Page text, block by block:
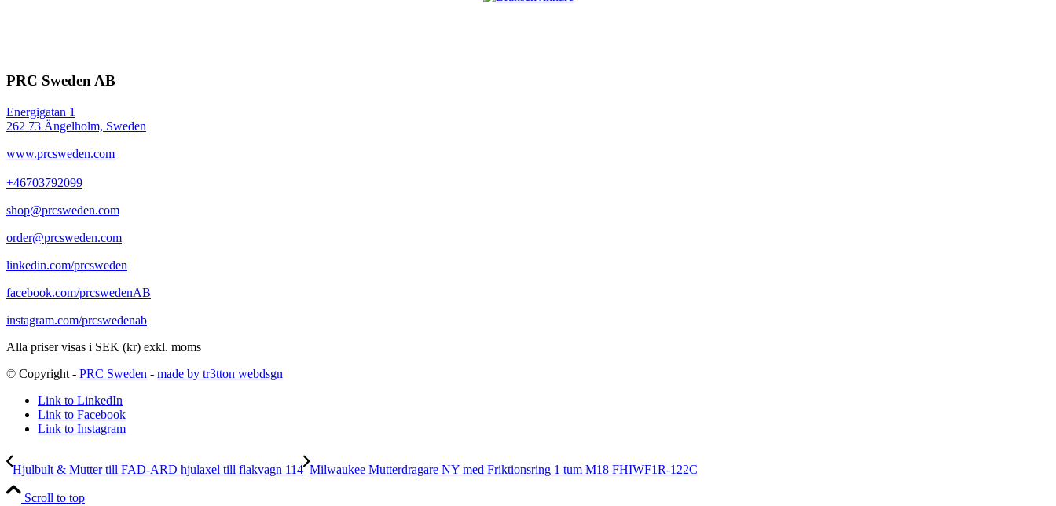
PRC Sweden AB
Energigatan 1
262 73 Ängelholm, Sweden
www.prcsweden.com
+46703792099
shop@prcsweden.com
order@prcsweden.com
linkedin.com/prcsweden
facebook.com/prcswedenAB
instagram.com/prcswedenab
Alla priser visas i SEK (kr) exkl. moms
© Copyright - PRC Sweden - made by tr3tton webdsgn
Link to LinkedIn
Link to Facebook
Link to Instagram
Hjulbult & Mutter till FAD-ARD hjulaxel till flakvagn 114 Milwaukee Mutterdragare NY med Friktionsring 1 tum M18 FHIWF1R-122C
Scroll to top